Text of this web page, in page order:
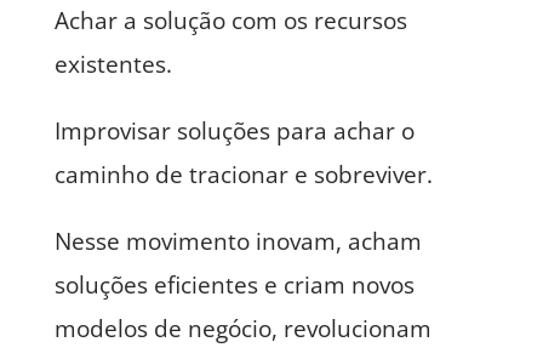
Achar a solução com os recursos
existentes.
Improvisar soluções para achar o
caminho de tracionar e sobreviver.
Nesse movimento inovam, acham
soluções eficientes e criam novos
modelos de negócio, revolucionam